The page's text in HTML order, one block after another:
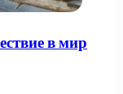
в мир